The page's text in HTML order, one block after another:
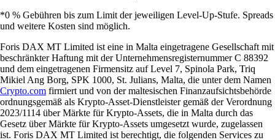
*0 % Gebühren bis zum Limit der jeweiligen Level-Up-Stufe. Spreads
und weitere Kosten sind möglich.
Foris DAX MT Limited ist eine in Malta eingetragene Gesellschaft mit
beschränkter Haftung mit der Unternehmensregisternummer C 88392
und dem eingetragenen Firmensitz auf Level 7, Spinola Park, Triq
Mikiel Ang Borg, SPK 1000, St. Julians, Malta, die unter dem Namen
Crypto.com firmiert und von der maltesischen Finanzaufsichtsbehörde
ordnungsgemäß als Krypto-Asset-Dienstleister gemäß der Verordnung
2023/1114 über Märkte für Krypto-Assets, die in Malta durch das
Gesetz über Märkte für Krypto-Assets umgesetzt wurde, zugelassen
ist. Foris DAX MT Limited ist berechtigt, die folgenden Services zu